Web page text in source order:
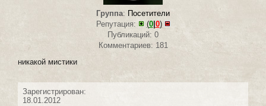
Группа: Посетители
Репутация:
(0| 0)
Публикаций: 0
Комментариев: 181
никакой мистики
Зарегистрирован:
18.01.2012